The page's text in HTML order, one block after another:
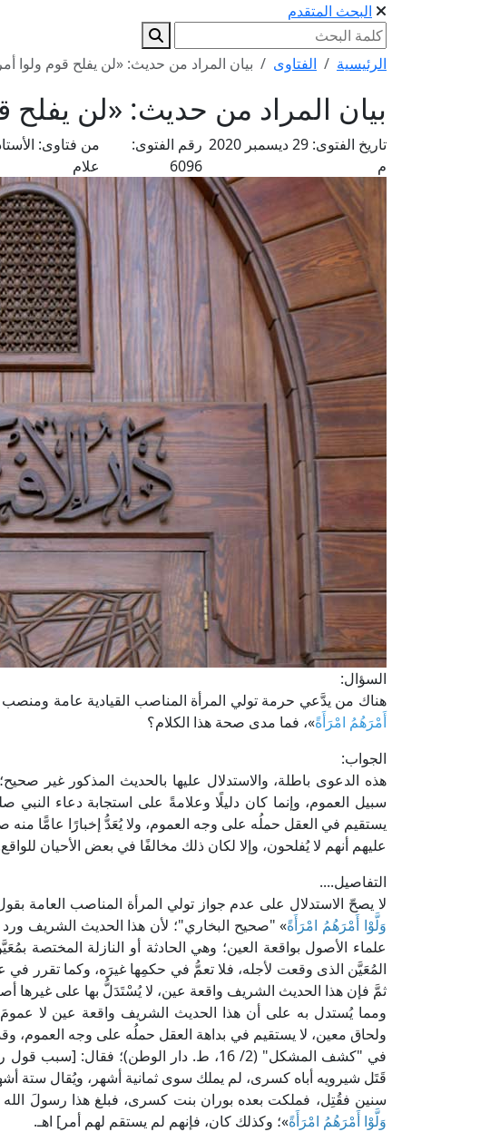
البحث المتقدم
الرئيسية الفتاوى بيان المراد من حديث: «لن يفلح قوم ولوا
بيان المراد من حديث: «لن يفلح
تاريخ الفتوى:
29 ديسمبر 2020
م
رقم الفتوى:
6096
من فتاوى:
علام
السؤال:
هناك من يدَّعي حرمة تولي المرأة المناصب القيادية عامة
أَمْرَهُمُ امْرَأَةً»، فما مدى صحة هذا الكلام؟
الجواب:
هذه الدعوى باطلة، والاستدلال عليها بالحديث المذكور غير
سبيل العموم، وإنما كان دليلًا وعلامةً على استجابة دعاء
يستقيم في العقل حملُه على وجه العموم، ولا يُعَدُّ إخبارًا عامًّا
عليهم أنهم لا يُفلحون، وإلا لكان ذلك مخالفًا في بعض الأحيان
التفاصيل....
لا يصحّ الاستدلال على عدم جواز تولي المرأة المناصب العامة
وَلَّوْا أَمْرَهُمُ امْرَأَةً» "صحيح البخاري"؛ لأن هذا الحديث
علماء الأصول بواقعة العين؛ وهي الحادثة أو النازلة المختصة
المُعَيَّن الذى وقعت لأجله، فلا تعمُّ في حكمِها غيرَه، وكما تقرر في
ثمَّ فإن هذا الحديث الشريف واقعة عين، لا يُسْتَدَلُّ بها على غيرها
ومما يُستدل به على أن هذا الحديث الشريف واقعة عين لا
ولحاق معين، لا يستقيم في بداهة العقل حملُه على وجه العموم،
في "كشف المشكل" (2/ 16، ط. دار الوطن)؛
قَتَل شيرويه أباه كسرى، لم يملك سوى ثمانية أشهر، ويُقال ستة
سنين فقُتِل، فملكت بعده بوران بنت كسرى، فبلغ هذا رسولَ
وَلَّوْا أَمْرَهُمُ امْرَأَةً»؛ وكذلك كان، فإنهم لم يستقم لهم أمر] اهـ.